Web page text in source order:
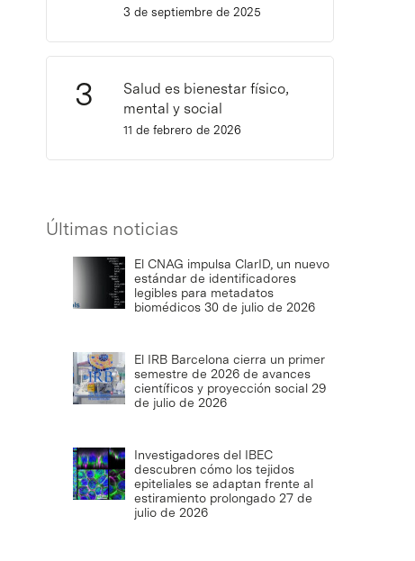
3 de septiembre de 2025
Salud es bienestar físico,
mental y social
11 de febrero de 2026
Últimas noticias
El CNAG impulsa ClarID, un nuevo
estándar de identificadores
legibles para metadatos
biomédicos 30 de julio de 2026
El IRB Barcelona cierra un primer
semestre de 2026 de avances
científicos y proyección social 29
de julio de 2026
Investigadores del IBEC
descubren cómo los tejidos
epiteliales se adaptan frente al
estiramiento prolongado 27 de
julio de 2026